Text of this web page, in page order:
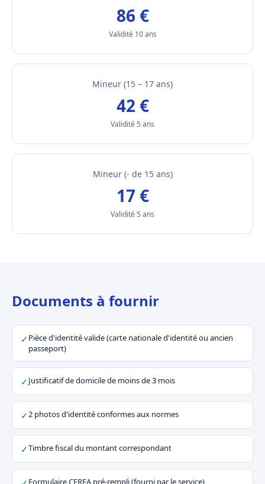
86 €
Validité 10 ans
Mineur (15 – 17 ans)
42 €
Validité 5 ans
Mineur (- de 15 ans)
17 €
Validité 5 ans
Documents à fournir
✓ Pièce d'identité valide (carte nationale d'identité ou ancien
passeport)
✓Justificatif de domicile de moins de 3 mois
✓2 photos d'identité conformes aux normes
✓Timbre fiscal du montant correspondant
Formulaire CERFA pré-rempli (fourni par le service)